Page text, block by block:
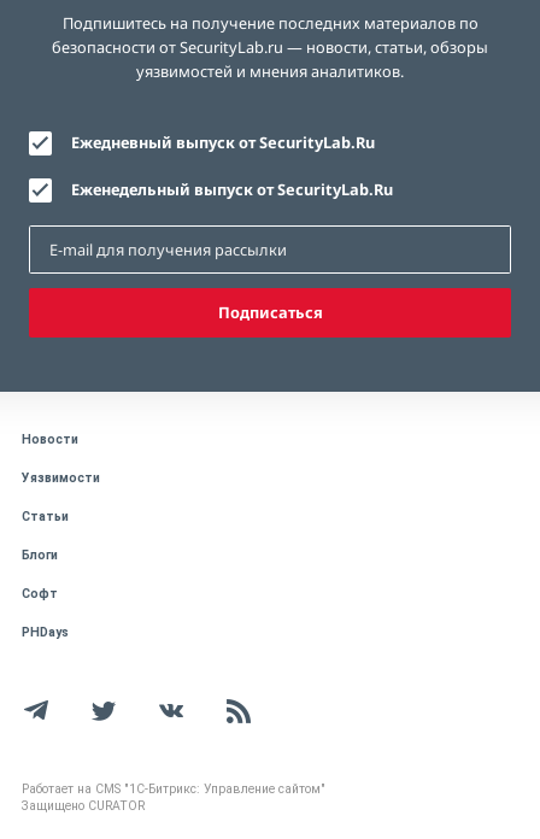
Подпишитесь на получение последних материалов по
безопасности от SecurityLab.ru — новости, статьи, обзоры
уязвимостей и мнения аналитиков.
Ежедневный выпуск от SecurityLab.Ru
Еженедельный выпуск от SecurityLab.Ru
Подписаться
Новости
Уязвимости
Статьи
Блоги
Софт
PHDays
Работает на CMS "1С-Битрикс: Управление сайтом"
Защищено CURATOR